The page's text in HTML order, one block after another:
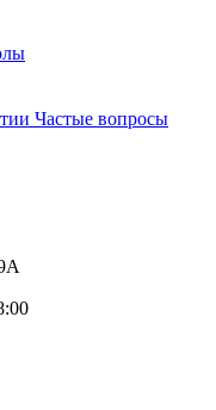
Частые вопросы